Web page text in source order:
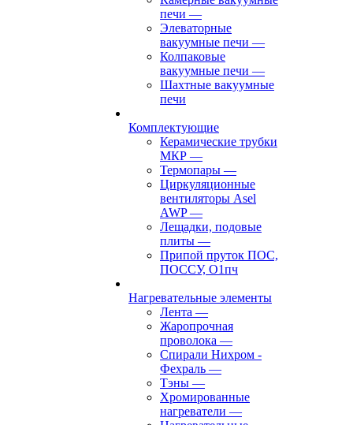
печи —
Элеваторные
вакуумные печи —
Колпаковые
вакуумные печи —
Шахтные вакуумные
печи
Комплектующие
Керамические трубки
МКР —
Термопары —
Циркуляционные
вентиляторы Asel
AWP—
Лещадки, подовые
плиты —
Припой пруток ПОС,
ПОССУ, О1пч
Нагревательные элементы
Лента —
Жаропрочная
проволока —
Спирали Нихром -
Фехраль —
Тэны —
Хромированные
нагреватели —